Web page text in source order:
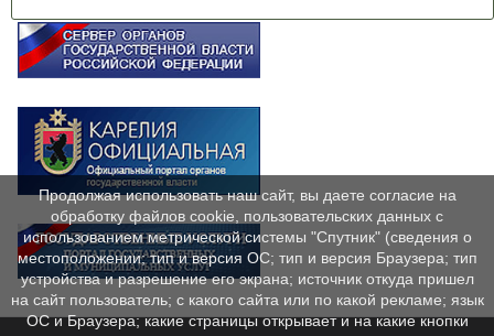
Продолжая использовать наш сайт, вы даете согласие на
обработку файлов cookie, пользовательских данных с
использованием метрической системы "Спутник" (сведения о
местоположении; тип и версия ОС; тип и версия Браузера; тип
устройства и разрешение его экрана; источник откуда пришел
на сайт пользователь; с какого сайта или по какой рекламе; язык
ОС и Браузера; какие страницы открывает и на какие кнопки